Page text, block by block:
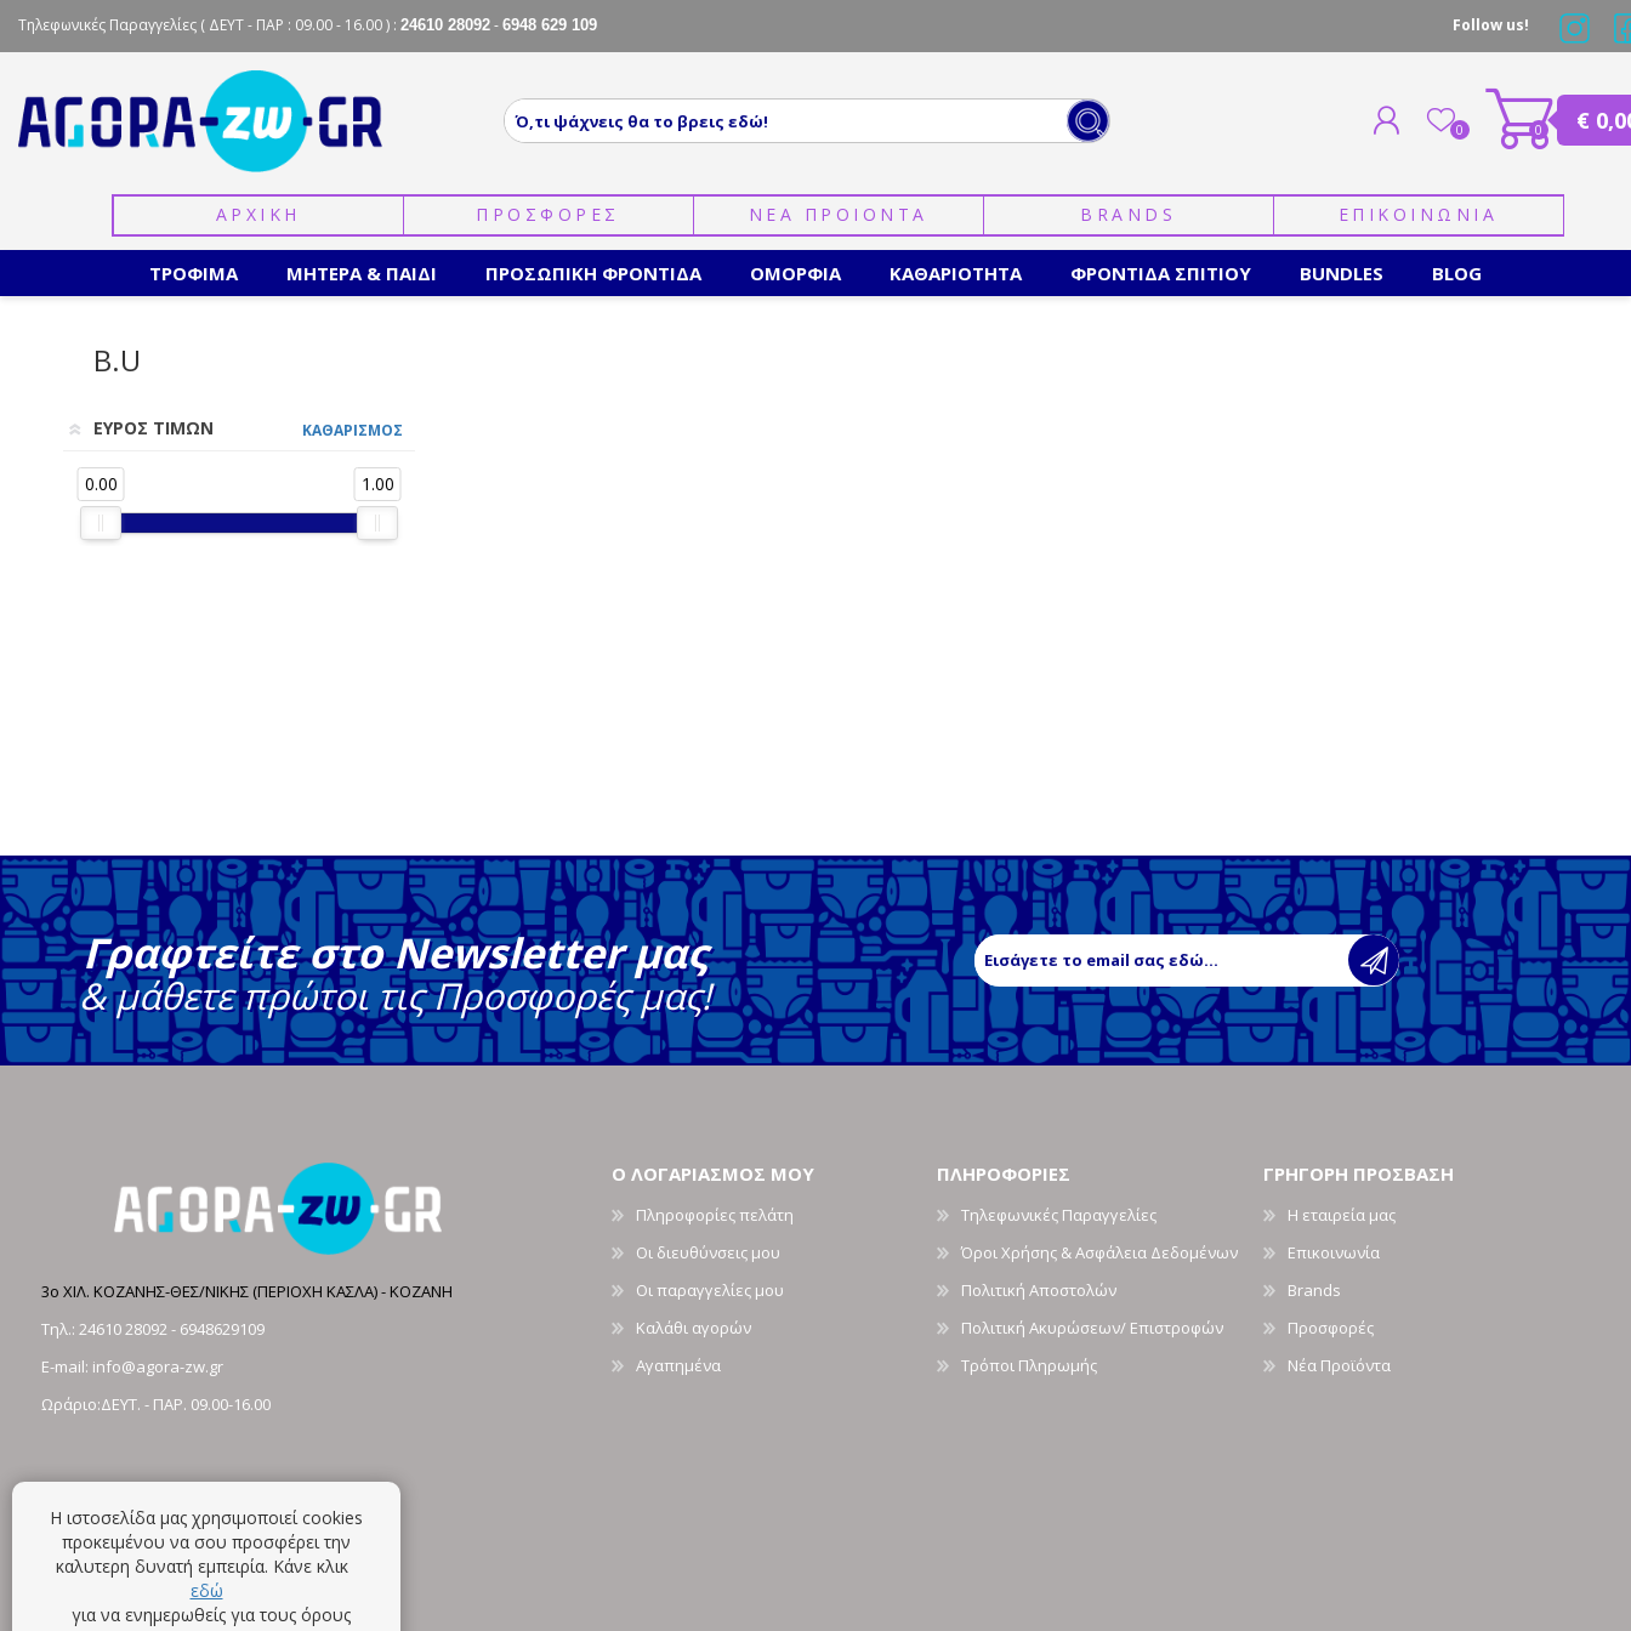
Τηλεφωνικές Παραγγελίες ( ΔΕΥΤ - ΠΑΡ : 09.00 - 16.00 ) : 24610 28092 - 6948 629 109 Follow us!
ΣΥΝΔΕΣΗ
0 €
0
ΑΡΧΙΚΗ ΠΡΟΣΦΟΡΕΣ ΝΕΑ ΠΡΟΙΟΝΤΑ BRANDS ΕΠΙΚΟΙΝΩΝΙΑ
ΤΡΟΦΙΜΑ ΜΗΤΕΡΑ & ΠΑΙΔΙ ΠΡΟΣΩΠΙΚΗ ΦΡΟΝΤΙΔΑ ΟΜΟΡΦΙΑ ΚΑΘΑΡΙΟΤΗΤΑ ΦΡΟΝΤΙΔΑ ΣΠΙΤΙΟΥ BUNDLES BLOG
B.U
ΕΥΡΟΣ ΤΙΜΩΝ ΚΑΘΑΡΙΣΜΟΣ
0.00 1.00
Γραφτείτε στο Newsletter μας
& μάθετε πρώτοι τις Προσφορές μας!
3ο ΧΙΛ. ΚΟΖΑΝΗΣ-ΘΕΣ/ΝΙΚΗΣ (ΠΕΡΙΟΧΗ ΚΑΣΛΑ) - ΚΟΖΑΝΗ
Τηλ.: 24610 28092- 6948629109
E-mail: info@agora-zw.gr
Ωράριο:ΔΕΥΤ. - ΠΑΡ. 09.00-16.00
Ο ΛΟΓΑΡΙΑΣΜΟΣ ΜΟΥ
Πληροφορίες πελάτη
Οι διευθύνσεις μου
Οι παραγγελίες μου
Καλάθι αγορών
Αγαπημένα
ΠΛΗΡΟΦΟΡΙΕΣ
Τηλεφωνικές Παραγγελίες
Όροι Χρήσης & Ασφάλεια Δεδομένων
Πολιτική Αποστολών
Πολιτική Ακυρώσεων/ Επιστροφών
Τρόποι Πληρωμής
ΓΡΗΓΟΡΗ ΠΡΟΣΒΑΣΗ
Η εταιρεία μας
Επικοινωνία
Brands
Προσφορές
Νέα Προϊόντα
Η ιστοσελίδα μας χρησιμοποιεί cookies
προκειμένου να σου προσφέρει την
καλυτερη δυνατή εμπειρία. Κάνε κλικ
εδώ
για να ενημερωθείς για τους όρους